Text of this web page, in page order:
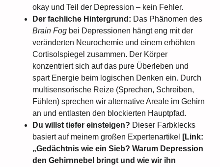
okay und Teil der Depression – kein Fehler.
Der fachliche Hintergrund: Das Phänomen des
Brain Fog bei Depressionen hängt eng mit der
veränderten Neurochemie und einem erhöhten
Cortisolspiegel zusammen. Der Körper
konzentriert sich auf das pure Überleben und
spart Energie beim logischen Denken ein. Durch
multisensorische Reize (Sprechen, Schreiben,
Fühlen) sprechen wir alternative Areale im Gehirn
an und entlasten den blockierten Hauptpfad.
Du willst tiefer einsteigen? Dieser Farbklecks
basiert auf meinem großen Expertenartikel
[Link:
„Gedächtnis wie ein Sieb? Warum Depression
den Gehirnnebel bringt und wie wir ihn